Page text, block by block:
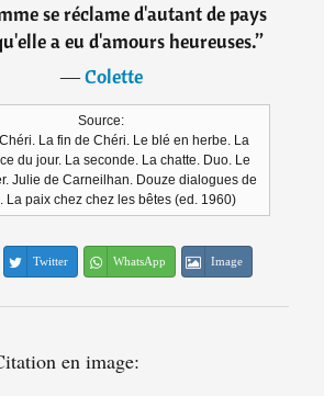
se réclame d'autant de pays
a eu d'amours heureuses.”
―Colette
Source:
La fin de Chéri. Le blé en herbe. La
du jour. La seconde. La chatte. Duo. Le
Julie de Carneilhan. Douze dialogues de
La paix chez chez les bêtes (ed. 1960)
Twitter WhatsApp Image
en image: